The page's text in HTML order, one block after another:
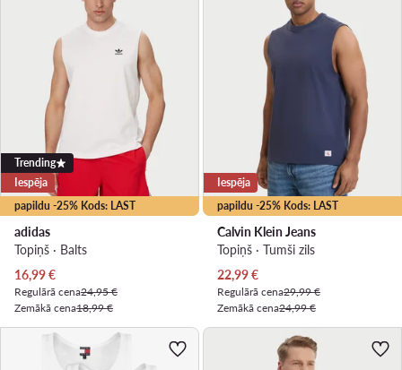
papildu -25% Kods: LAST
Trending
Iespēja
adidas
Topiņš · Balts
Pašreizējā cena
16,99€
Regulārā cena24,95 €
Zemākā cena18,99 €
papildu -25% Kods: LAST
Iespēja
Calvin Klein Jeans
Topiņš · Tumši zils
Pašreizējā cena
22,99€
Regulārā cena29,99 €
Zemākā cena24,99 €